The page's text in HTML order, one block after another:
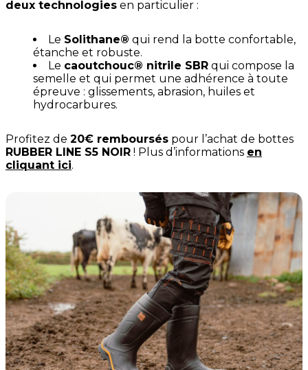
deux technologies en particulier :
Le Solithane® qui rend la botte confortable,
étanche et robuste.
Le caoutchouc® nitrile SBR qui compose la
semelle et qui permet une adhérence à toute
épreuve : glissements, abrasion, huiles et
hydrocarbures.
Profitez de 20€ remboursés pour l’achat de bottes
RUBBER LINE S5 NOIR ! Plus d’informations en
cliquant ici.